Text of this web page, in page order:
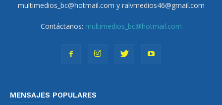
multimedios_bc@hotmail.com y ralvmedios46@gmail.com
Contáctanos: multimedios_bc@hotmail.com
MENSAJES POPULARES